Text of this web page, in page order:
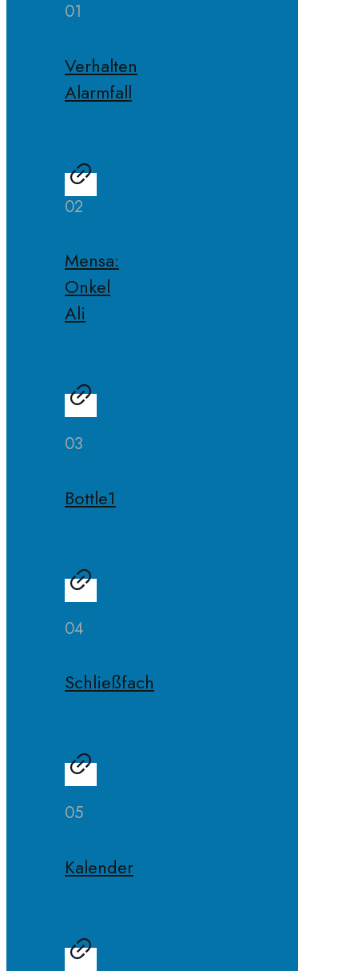
01
Verhalten
Alarmfall
02
Mensa:
Onkel
Ali
03
Bottle1
04
Schließfach
05
Kalender